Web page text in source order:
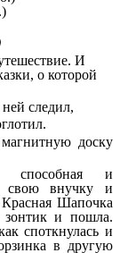
И
о которой
следил,
доску
способная и
свою внучку и
Шапочка
зонтик и пошла.
споткнулась и
в другую